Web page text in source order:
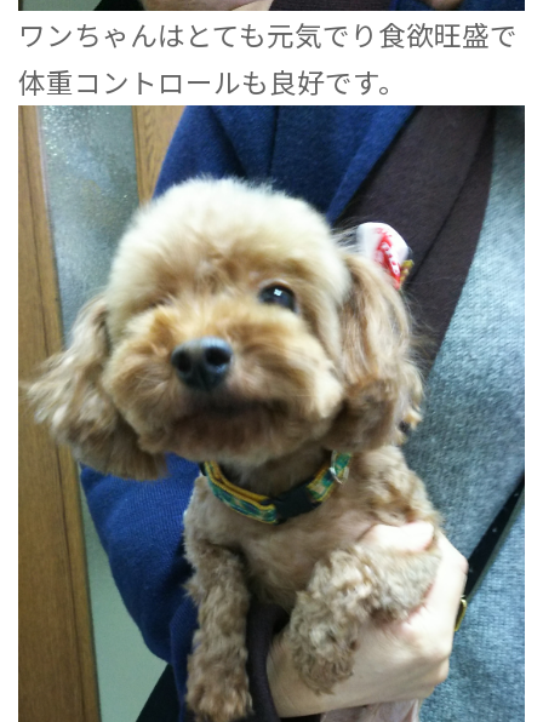
ワンちゃんはとても元気でり食欲旺盛で
体重コントロールも良好です。